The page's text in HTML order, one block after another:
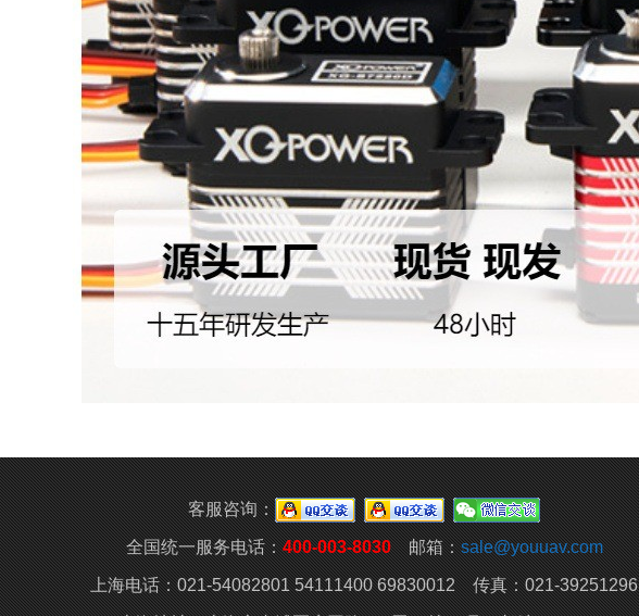
客服咨询：
全国统一服务电话：400-003-8030邮箱：sale@youuav.com
上海电话：021-54082801 54111400 69830012 传真：021-39251296